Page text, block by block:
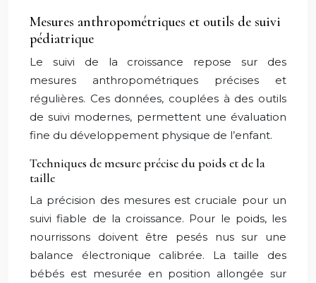
Mesures anthropométriques et outils de suivi
pédiatrique
Le suivi de la croissance repose sur des
mesures anthropométriques précises et
régulières. Ces données, couplées à des outils
de suivi modernes, permettent une évaluation
fine du développement physique de l’enfant.
Techniques de mesure précise du poids et de la
taille
La précision des mesures est cruciale pour un
suivi fiable de la croissance. Pour le poids, les
nourrissons doivent être pesés nus sur une
balance électronique calibrée. La taille des
bébés est mesurée en position allongée sur